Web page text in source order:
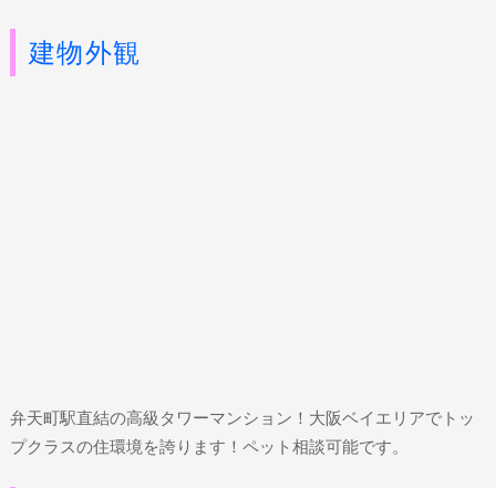
建物外観
弁天町駅直結の高級タワーマンション！大阪ベイエリアでトッ
プクラスの住環境を誇ります！ペット相談可能です。